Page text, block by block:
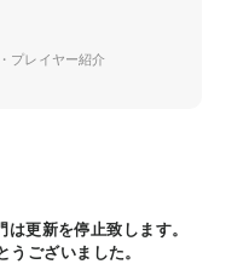
プレイヤー紹介
更新を停止致します。
ございました。